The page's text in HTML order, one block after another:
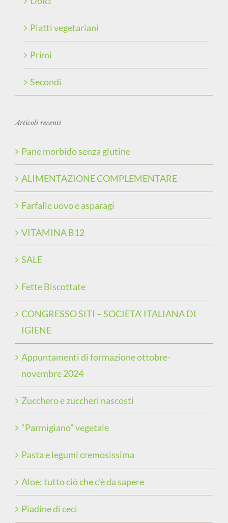
Piatti vegetariani
Primi
Secondi
Articoli recenti
Pane morbido senza glutine
ALIMENTAZIONE COMPLEMENTARE
Farfalle uovo e asparagi
VITAMINA B12
SALE
Fette Biscottate
CONGRESSO SITI – SOCIETA’ ITALIANA DI
IGIENE
Appuntamenti di formazione ottobre-
novembre 2024
Zucchero e zuccheri nascosti
“Parmigiano” vegetale
Pasta e legumi cremosissima
Aloe: tutto ciò che c’è da sapere
Piadine di ceci